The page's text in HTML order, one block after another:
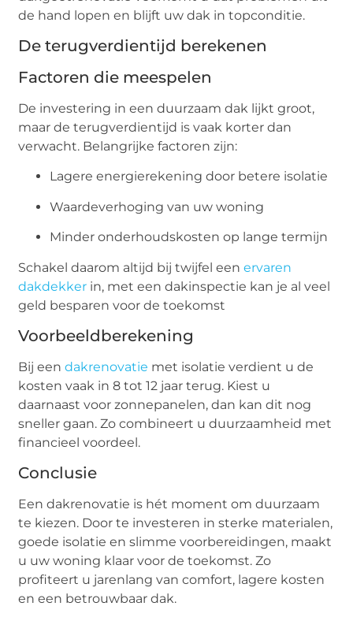
de hand lopen en blijft uw dak in topconditie.
De terugverdientijd berekenen
Factoren die meespelen
De investering in een duurzaam dak lijkt groot,
maar de terugverdientijd is vaak korter dan
verwacht. Belangrijke factoren zijn:
Lagere energierekening door betere isolatie
Waardeverhoging van uw woning
Minder onderhoudskosten op lange termijn
Schakel daarom altijd bij twijfel eenervaren
dakdekker in, met een dakinspectie kan je al veel
geld besparen voor de toekomst
Voorbeeldberekening
Bij eendakrenovatie met isolatie verdient u de
kosten vaak in 8 tot 12 jaar terug. Kiest u
daarnaast voor zonnepanelen, dan kan dit nog
sneller gaan. Zo combineert u duurzaamheid met
financieel voordeel.
Conclusie
Een dakrenovatie is hét moment om duurzaam
te kiezen. Door te investeren in sterke materialen,
goede isolatie en slimme voorbereidingen, maakt
u uw woning klaar voor de toekomst. Zo
profiteert u jarenlang van comfort, lagere kosten
en een betrouwbaar dak.